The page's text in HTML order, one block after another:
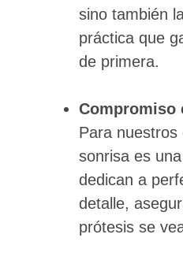
sino también
práctica que
de primera.
Compromiso
Para nuestros
sonrisa es
dedican a
detalle,
prótesis se